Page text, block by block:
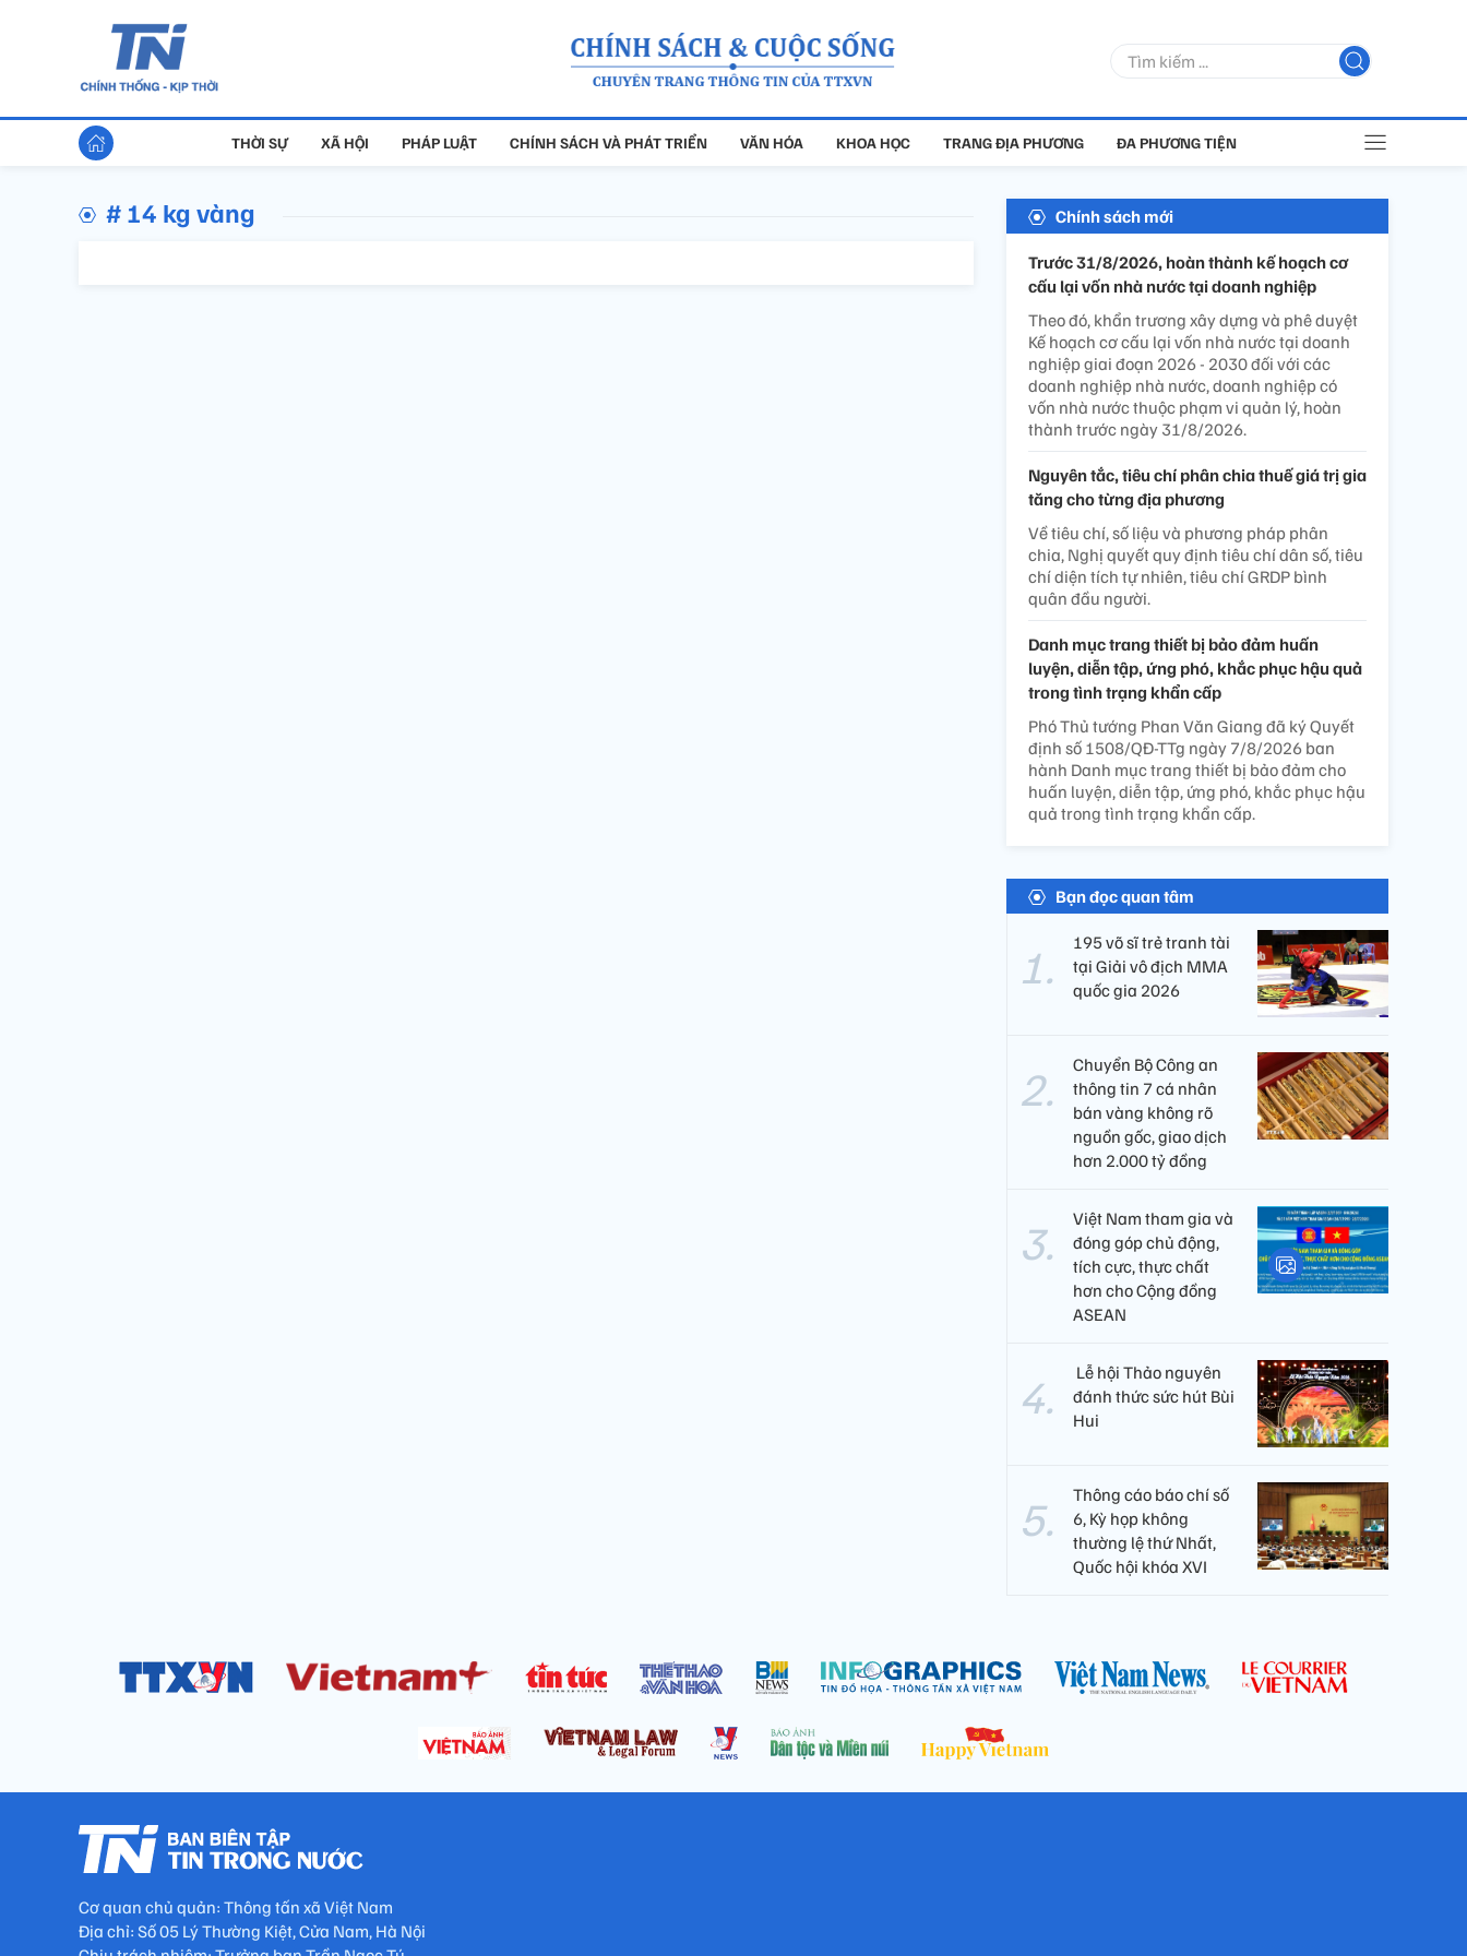
THỜI SỰ XÃ HỘI PHÁP LUẬT CHÍNH SÁCH VÀ PHÁT TRIỂN VĂN HÓA KHOA HỌC TRANG ĐỊA PHƯƠNG ĐA PHƯƠNG TIỆN
# 14 kg vàng Chính sách mới
Trước 31/8/2026, hoàn thành kế hoạch cơ
cấu lại vốn nhà nước tại doanh nghiệp
Theo đó, khẩn trương xây dựng và phê duyệt
Kế hoạch cơ cấu lại vốn nhà nước tại doanh
nghiệp giai đoạn 2026 - 2030 đối với các
doanh nghiệp nhà nước, doanh nghiệp có
vốn nhà nước thuộc phạm vi quản lý, hoàn
thành trước ngày 31/8/2026.
Nguyên tắc, tiêu chí phân chia thuế giá trị gia
tăng cho từng địa phương
Về tiêu chí, số liệu và phương pháp phân
chia, Nghị quyết quy định tiêu chí dân số, tiêu
chí diện tích tự nhiên, tiêu chí GRDP bình
quân đầu người.
Danh mục trang thiết bị bảo đảm huấn
luyện, diễn tập, ứng phó, khắc phục hậu quả
trong tình trạng khẩn cấp
Phó Thủ tướng Phan Văn Giang đã ký Quyết
định số 1508/QĐ-TTg ngày 7/8/2026 ban
hành Danh mục trang thiết bị bảo đảm cho
huấn luyện, diễn tập, ứng phó, khắc phục hậu
quả trong tình trạng khẩn cấp.
Bạn đọc quan tâm
195 võ sĩ trẻ tranh tài
tại Giải vô địch MMA
quốc gia 2026
Chuyển Bộ Công an
thông tin 7 cá nhân
bán vàng không rõ
nguồn gốc, giao dịch
hơn 2.000 tỷ đồng
Việt Nam tham gia và
đóng góp chủ động,
tích cực, thực chất
hơn cho Cộng đồng
ASEAN
​ Lễ hội Thảo nguyên
đánh thức sức hút Bùi
Hui
Thông cáo báo chí số
6, Kỳ họp không
thường lệ thứ Nhất,
Quốc hội khóa XVI
Cơ quan chủ quản: Thông tấn xã Việt Nam
Địa chỉ: Số 05 Lý Thường Kiệt, Cửa Nam, Hà Nội